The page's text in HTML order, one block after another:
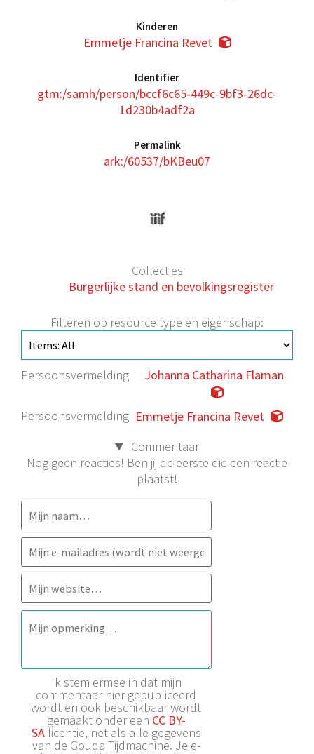
Kinderen
Emmetje Francina Revet
Identifier
gtm:/samh/person/bccf6c65-449c-9bf3-26dc-
1d230b4adf2a
Permalink
ark:/60537/bKBeu07
Collecties
Burgerlijke stand en bevolkingsregister
Filteren op resource type en eigenschap:
Persoonsvermelding Johanna Catharina Flaman
Persoonsvermelding Emmetje Francina Revet
Commentaar
Nog geen reacties! Ben jij de eerste die een reactie
plaatst!
Ik stem ermee in dat mijn
commentaar hier gepubliceerd
wordt en ook beschikbaar wordt
gemaakt onder een CC BY-
SAlicentie, net als alle gegevens
van de Gouda Tijdmachine. Je e-